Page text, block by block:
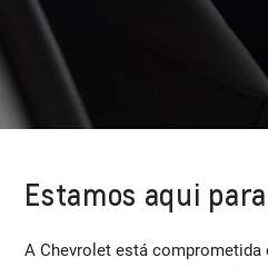
Estamos aqui
A Chevrolet está comprometida